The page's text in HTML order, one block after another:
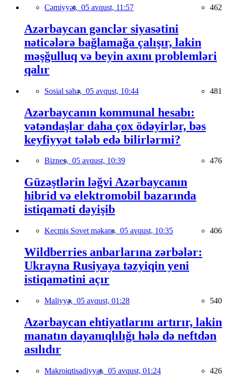
Cəmiyyət, 05 avqust, 11:57 462
Azərbaycan gənclər siyasətini
nəticələrə bağlamağa çalışır, lakin
məşğulluq və beyin axını problemləri
qalır
Sosial sahə, 05 avqust, 10:44 481
Azərbaycanın kommunal hesabı:
vətəndaşlar daha çox ödəyirlər, bəs
keyfiyyət tələb edə bilirlərmi?
Biznes, 05 avqust, 10:39 476
Güzəştlərin ləğvi Azərbaycanın
hibrid və elektromobil bazarında
istiqaməti dəyişib
Keçmiş Sovet məkanı, 05 avqust, 10:35 406
Wildberries anbarlarına zərbələr:
Ukrayna Rusiyaya təzyiqin yeni
istiqamətini açır
Maliyyə, 05 avqust, 01:28 540
Azərbaycan ehtiyatlarını artırır, lakin
manatın dayanıqlılığı hələ də neftdən
asılıdır
Makroiqtisadiyyat, 05 avqust, 01:24 426